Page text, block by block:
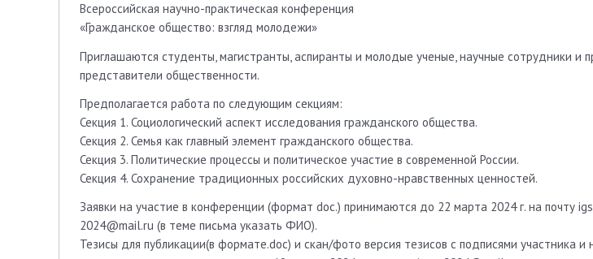
Всероссийская научно-практическая конференция
«Гражданское общество: взгляд молодежи»
Приглашаются студенты, магистранты, аспиранты и молодые ученые, научные сотрудники и
представители общественности.
Предполагается работа по следующим секциям:
Секция 1. Социологический аспект исследования гражданского общества.
Секция 2. Семья как главный элемент гражданского общества.
Секция 3. Политические процессы и политическое участие в современной России.
Секция 4. Сохранение традиционных российских духовно-нравственных ценностей.
Заявки на участие в конференции (формат doc.) принимаются до 22 марта 2024 г. на почту
2024@mail.ru (в теме письма указать ФИО).
Тезисы для публикации(в формате.doc) и скан/фото версия тезисов с подписями участника и